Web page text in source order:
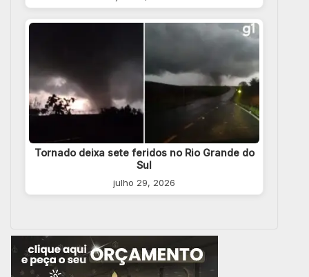
Tornado deixa sete feridos no Rio Grande do
Sul
julho 29, 2026